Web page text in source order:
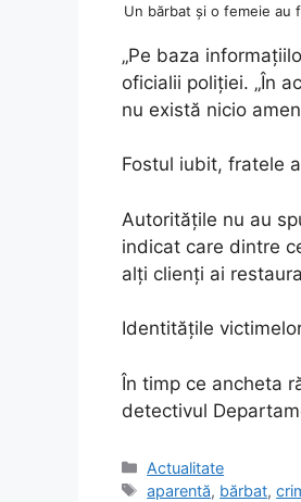
Un bărbat și o femeie au
„Pe baza
oficialii poliției. „În
nu există nicio
Fostul iubit, fratele
Autoritățile nu au
indicat care dintre
alți clienți ai
Identitățile
În timp ce ancheta
detectivul
Categories
Actualitate
Tags
aparentă, bărbat,